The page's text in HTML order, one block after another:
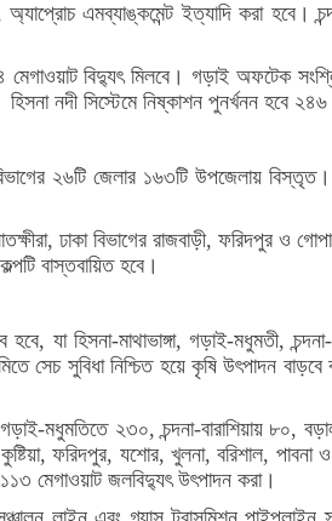
এমব্যাঙ্কমেন্ট ইত্যাদি করা হবে।
মেগাওয়াট বিদ্যুৎ মিলবে। গড়াই অফটেক
নদী সিস্টেমে নিষ্কাশন পুনর্খনন হবে ২৪৬
২৬টি জেলার ১৬৩টি উপজেলায়
ঢাকা বিভাগের রাজবাড়ী, ফরিদপুর ও
বাস্তবায়িত হবে।
যা হিসনা-মাথাভাঙ্গা, গড়াই-মধুমতী,
সেচ সুবিধা নিশ্চিত হয়ে কৃষি উৎপাদন
মধুমতিতে ২৩০, চন্দনা-বারাশিয়ায় ৮০,
ফরিদপুর, যশোর, খুলনা, বরিশাল,
মেগাওয়াট জলবিদ্যুৎ উৎপাদন করা।